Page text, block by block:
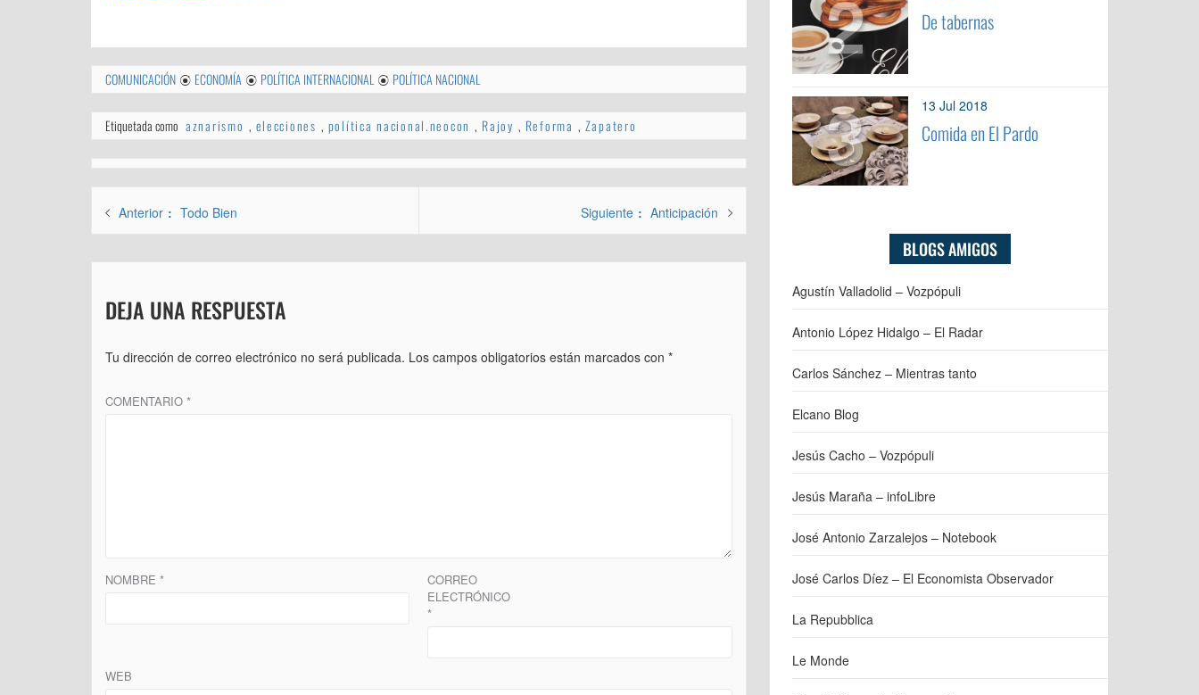
COMUNICACIÓN ECONOMÍA POLÍTICA INTERNACIONAL POLÍTICA NACIONAL
Etiquetada como aznarismo , elecciones , política nacional.neocon , Rajoy , Reforma , Zapatero
Navegación
de
entradas
Anterior
Entrada
Todo Bien Siguiente
Entrada
Anticipación
DEJA UNA RESPUESTA
Tu dirección de correo electrónico no será publicada. Los campos obligatorios están marcados con *
COMENTARIO *
NOMBRE *
CORREO
ELECTRÓNICO
*
WEB
2 De tabernas
3 13 Jul 2018
Comida en El Pardo
BLOGS AMIGOS
Agustín Valladolid – Vozpópuli
Antonio López Hidalgo – El Radar
Carlos Sánchez – Mientras tanto
Elcano Blog
Jesús Cacho – Vozpópuli
Jesús Maraña – infoLibre
José Antonio Zarzalejos – Notebook
José Carlos Díez – El Economista Observador
La Repubblica
Le Monde